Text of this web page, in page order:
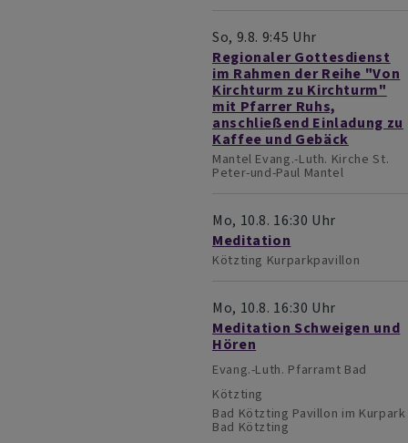
So, 9.8. 9:45 Uhr
Regionaler Gottesdienst
im Rahmen der Reihe "Von
Kirchturm zu Kirchturm"
mit Pfarrer Ruhs,
anschließend Einladung zu
Kaffee und Gebäck
Mantel Evang.-Luth. Kirche St.
Peter-und-Paul Mantel
Mo, 10.8. 16:30 Uhr
Meditation
Kötzting Kurparkpavillon
Mo, 10.8. 16:30 Uhr
Meditation Schweigen und
Hören
Evang.-Luth. Pfarramt Bad
Kötzting
Bad Kötzting Pavillon im Kurpark
Bad Kötzting